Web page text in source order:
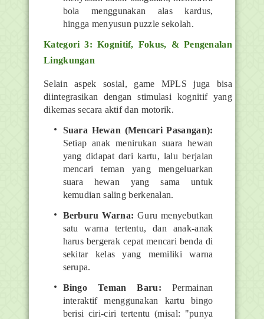
bola menggunakan alas kardus,
hingga menyusun puzzle sekolah.
Kategori 3: Kognitif, Fokus, & Pengenalan
Lingkungan
Selain aspek sosial, game MPLS juga bisa
diintegrasikan dengan stimulasi kognitif yang
dikemas secara aktif dan motorik.
Suara Hewan (Mencari Pasangan):
Setiap anak menirukan suara hewan
yang didapat dari kartu, lalu berjalan
mencari teman yang mengeluarkan
suara hewan yang sama untuk
kemudian saling berkenalan.
Berburu Warna: Guru menyebutkan
satu warna tertentu, dan anak-anak
harus bergerak cepat mencari benda di
sekitar kelas yang memiliki warna
serupa.
Bingo Teman Baru: Permainan
interaktif menggunakan kartu bingo
berisi ciri-ciri tertentu (misal: "punya